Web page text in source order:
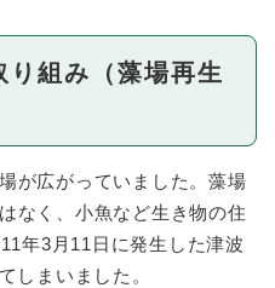
組み（藻場再生
が広がっていました。藻場
なく、小魚など生き物の住
年3月11日に発生した津波
しまいました。